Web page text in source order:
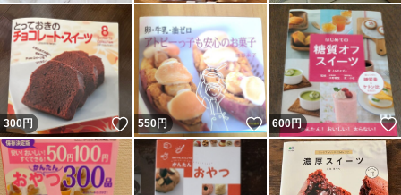
300円 いいね！
550円 いいね！
600円